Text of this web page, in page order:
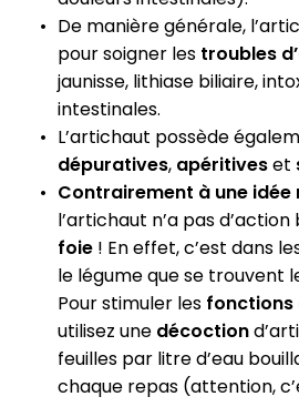
De manière générale,
pour soigner les troubles
jaunisse, lithiase biliaire,
intestinales.
L’artichaut possède
dépuratives, apéritiveset
Contrairement à une idée
l’artichaut n’a pas
foie ! En effet, c’est dans
le légume que se trouvent
Pour stimuler les fonctions
utilisez une décoction
feuilles par litre d’eau
chaque repas (attention,